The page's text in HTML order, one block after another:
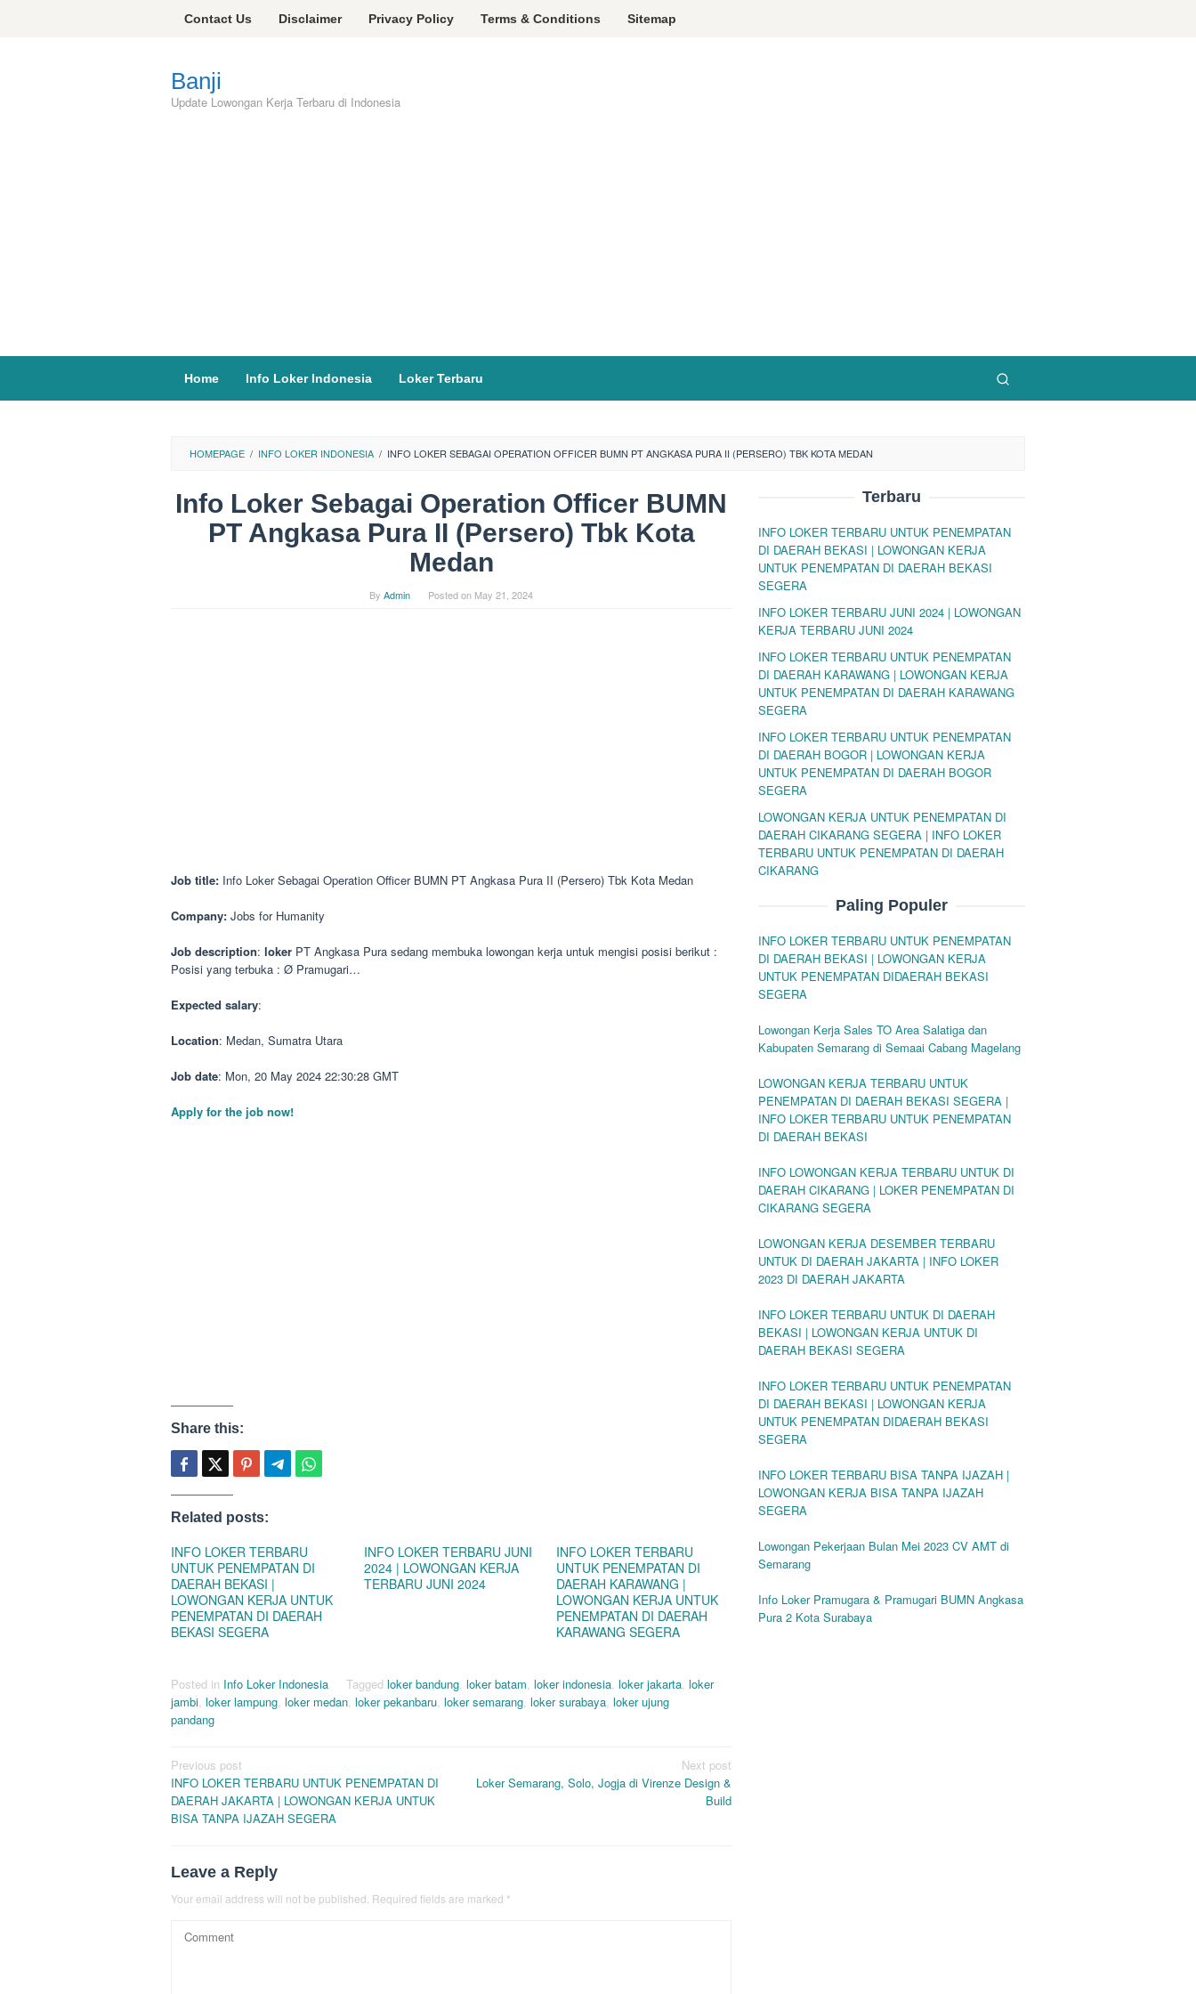
Contact Us Disclaimer Privacy Policy Terms & Conditions Sitemap
Banji
Update Lowongan Kerja Terbaru di Indonesia
Home Info Loker Indonesia Loker Terbaru
HOMEPAGE / INFO LOKER INDONESIA / INFO LOKER SEBAGAI OPERATION OFFICER BUMN PT ANGKASA PURA II (PERSERO) TBK KOTA MEDAN
Info Loker Sebagai Operation Officer BUMN
PT Angkasa Pura II (Persero) Tbk Kota
Medan
By Admin Posted on May 21, 2024
Job title: Info Loker Sebagai Operation Officer BUMN PT Angkasa Pura II (Persero) Tbk Kota Medan
Company: Jobs for Humanity
Job description: loker PT Angkasa Pura sedang membuka lowongan kerja untuk mengisi posisi berikut :
Posisi yang terbuka : Ø Pramugari…
Expected salary:
Location: Medan, Sumatra Utara
Job date: Mon, 20 May 2024 22:30:28 GMT
Apply for the job now!
Share this:
Related posts:
INFO LOKER TERBARU
UNTUK PENEMPATAN DI
DAERAH BEKASI |
LOWONGAN KERJA UNTUK
PENEMPATAN DI DAERAH
BEKASI SEGERA
INFO LOKER TERBARU JUNI
2024 | LOWONGAN KERJA
TERBARU JUNI 2024
INFO LOKER TERBARU
UNTUK PENEMPATAN DI
DAERAH KARAWANG |
LOWONGAN KERJA UNTUK
PENEMPATAN DI DAERAH
KARAWANG SEGERA
Posted in Info Loker Indonesia Tagged loker bandung, loker batam, loker indonesia, loker jakarta, loker
jambi, loker lampung, loker medan, loker pekanbaru, loker semarang, loker surabaya, loker ujung
pandang
Post
navigation
Previous post
INFO LOKER TERBARU UNTUK PENEMPATAN DI
DAERAH JAKARTA | LOWONGAN KERJA UNTUK
BISA TANPA IJAZAH SEGERA
Next post
Loker Semarang, Solo, Jogja di Virenze Design &
Build
Leave a Reply
Your email address will not be published. Required fields are marked *
Terbaru
INFO LOKER TERBARU UNTUK PENEMPATAN
DI DAERAH BEKASI | LOWONGAN KERJA
UNTUK PENEMPATAN DI DAERAH BEKASI
SEGERA
INFO LOKER TERBARU JUNI 2024 | LOWONGAN
KERJA TERBARU JUNI 2024
INFO LOKER TERBARU UNTUK PENEMPATAN
DI DAERAH KARAWANG | LOWONGAN KERJA
UNTUK PENEMPATAN DI DAERAH KARAWANG
SEGERA
INFO LOKER TERBARU UNTUK PENEMPATAN
DI DAERAH BOGOR | LOWONGAN KERJA
UNTUK PENEMPATAN DI DAERAH BOGOR
SEGERA
LOWONGAN KERJA UNTUK PENEMPATAN DI
DAERAH CIKARANG SEGERA | INFO LOKER
TERBARU UNTUK PENEMPATAN DI DAERAH
CIKARANG
Paling Populer
INFO LOKER TERBARU UNTUK PENEMPATAN
DI DAERAH BEKASI | LOWONGAN KERJA
UNTUK PENEMPATAN DIDAERAH BEKASI
SEGERA
Lowongan Kerja Sales TO Area Salatiga dan
Kabupaten Semarang di Semaai Cabang Magelang
LOWONGAN KERJA TERBARU UNTUK
PENEMPATAN DI DAERAH BEKASI SEGERA |
INFO LOKER TERBARU UNTUK PENEMPATAN
DI DAERAH BEKASI
INFO LOWONGAN KERJA TERBARU UNTUK DI
DAERAH CIKARANG | LOKER PENEMPATAN DI
CIKARANG SEGERA
LOWONGAN KERJA DESEMBER TERBARU
UNTUK DI DAERAH JAKARTA | INFO LOKER
2023 DI DAERAH JAKARTA
INFO LOKER TERBARU UNTUK DI DAERAH
BEKASI | LOWONGAN KERJA UNTUK DI
DAERAH BEKASI SEGERA
INFO LOKER TERBARU UNTUK PENEMPATAN
DI DAERAH BEKASI | LOWONGAN KERJA
UNTUK PENEMPATAN DIDAERAH BEKASI
SEGERA
INFO LOKER TERBARU BISA TANPA IJAZAH |
LOWONGAN KERJA BISA TANPA IJAZAH
SEGERA
Lowongan Pekerjaan Bulan Mei 2023 CV AMT di
Semarang
Info Loker Pramugara & Pramugari BUMN Angkasa
Pura 2 Kota Surabaya